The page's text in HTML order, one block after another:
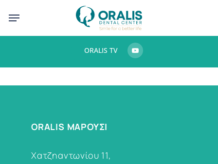
to
main
Menu
ORALIS TV
ORALIS ΜΑΡΟΥΣΙ
Χατζηαντωνίου 11,